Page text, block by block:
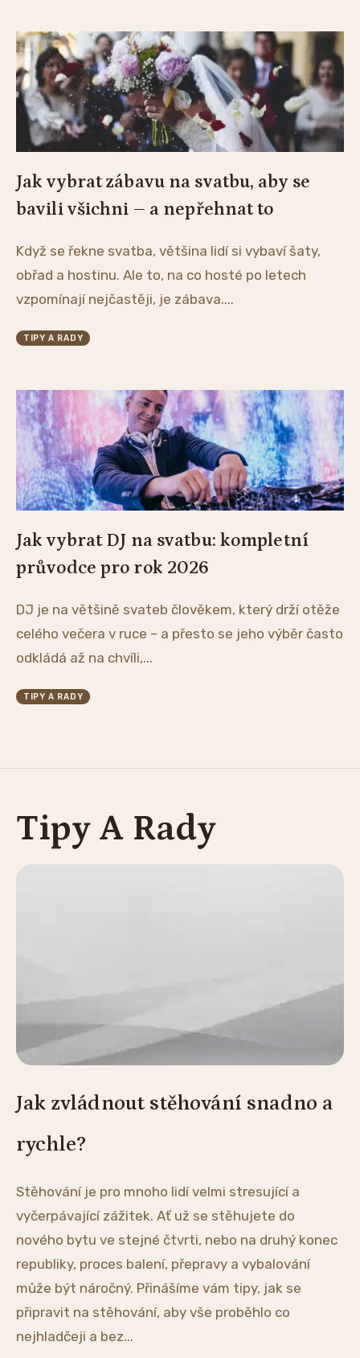
Jak vybrat zábavu na svatbu, aby se
bavili všichni – a nepřehnat to
Když se řekne svatba, většina lidí si vybaví šaty,
obřad a hostinu. Ale to, na co hosté po letech
vzpomínají nejčastěji, je zábava....
TIPY A RADY
Jak vybrat DJ na svatbu: kompletní
průvodce pro rok 2026
DJ je na většině svateb člověkem, který drží otěže
celého večera v ruce – a přesto se jeho výběr často
odkládá až na chvíli,...
TIPY A RADY
Tipy A Rady
Jak zvládnout stěhování snadno a
rychle?
Stěhování je pro mnoho lidí velmi stresující a
vyčerpávající zážitek. Ať už se stěhujete do
nového bytu ve stejné čtvrti, nebo na druhý konec
republiky, proces balení, přepravy a vybalování
může být náročný. Přinášíme vám tipy, jak se
připravit na stěhování, aby vše proběhlo co
nejhladčeji a bez...